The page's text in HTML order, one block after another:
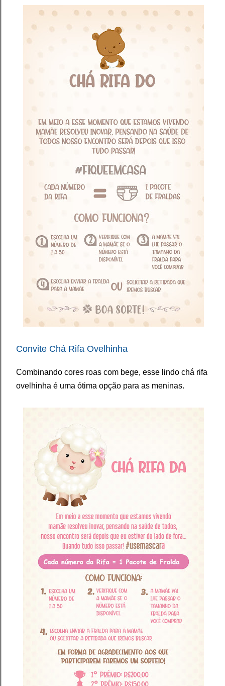
Convite Chá Rifa Ovelhinha
Combinando cores roas com bege, esse lindo chá rifa
ovelhinha é uma ótima opção para as meninas.